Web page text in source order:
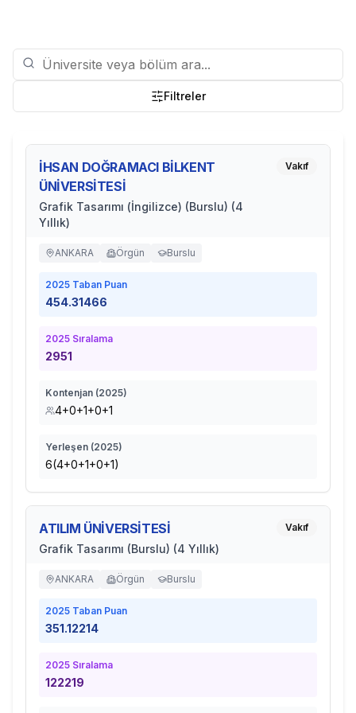
Filtreler
İHSAN DOĞRAMACI BİLKENT
ÜNİVERSİTESİ
Grafik Tasarımı (İngilizce) (Burslu) (4
Yıllık)
Vakıf
ANKARA Örgün Burslu
2025 Taban Puan
454.31466
2025 Sıralama
2951
Kontenjan (2025)
4+0+1+0+1
Yerleşen (2025)
6(4+0+1+0+1)
ATILIM ÜNİVERSİTESİ
Grafik Tasarımı (Burslu) (4 Yıllık)
Vakıf
ANKARA Örgün Burslu
2025 Taban Puan
351.12214
2025 Sıralama
122219